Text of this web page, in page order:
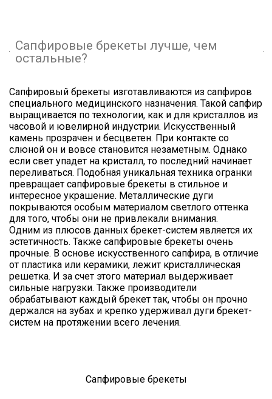
Сапфировые брекеты лучше, чем
остальные?
Сапфировый брекеты изготавливаются из сапфиров
специального медицинского назначения. Такой сапфир
выращивается по технологии, как и для кристаллов из
часовой и ювелирной индустрии. Искусственный
камень прозрачен и бесцветен. При контакте со
слюной он и вовсе становится незаметным. Однако
если свет упадет на кристалл, то последний начинает
переливаться. Подобная уникальная техника огранки
превращает сапфировые брекеты в стильное и
интересное украшение. Металлические дуги
покрываются особым материалом светлого оттенка
для того, чтобы они не привлекали внимания.
Одним из плюсов данных брекет-систем является их
эстетичность. Также сапфировые брекеты очень
прочные. В основе искусственного сапфира, в отличие
от пластика или керамики, лежит кристаллическая
решетка. И за счет этого материал выдерживает
сильные нагрузки. Также производители
обрабатывают каждый брекет так, чтобы он прочно
держался на зубах и крепко удерживал дуги брекет-
систем на протяжении всего лечения.
Сапфировые брекеты